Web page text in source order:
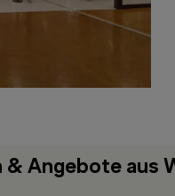
& Angebote aus